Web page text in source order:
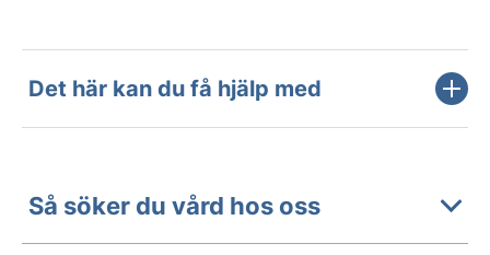
Det här kan du få hjälp med
Så söker du vård hos oss